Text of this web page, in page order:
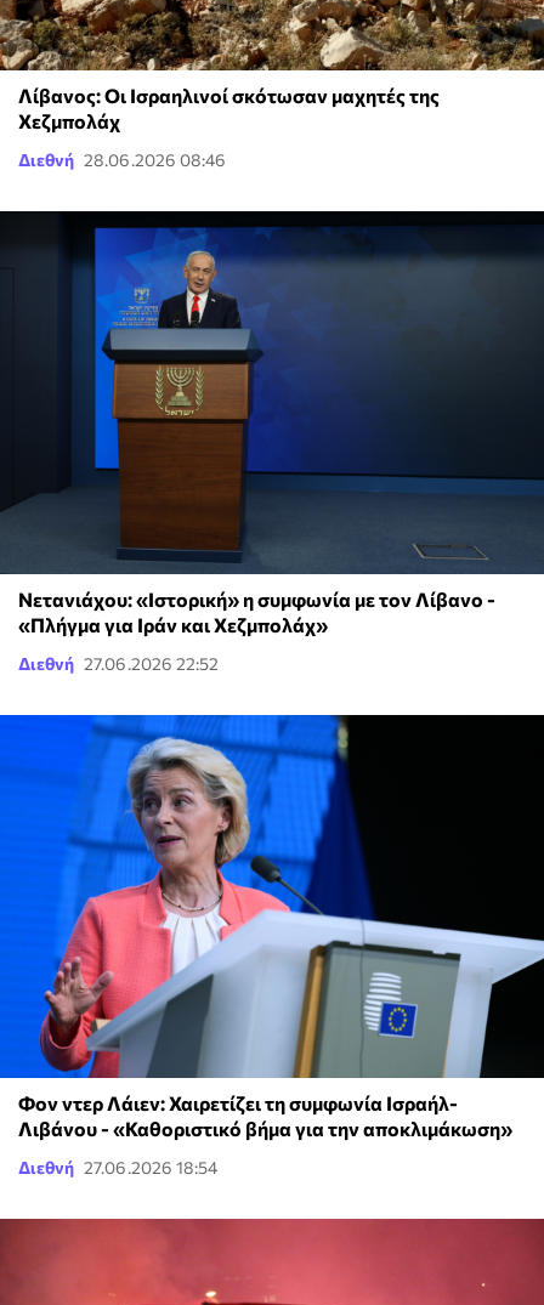
Λίβανος: Οι Ισραηλινοί σκότωσαν μαχητές της
Χεζμπολάχ
Διεθνή 28.06.2026 08:46
Νετανιάχου: «Ιστορική» η συμφωνία με τον Λίβανο -
«Πλήγμα για Ιράν και Χεζμπολάχ»
Διεθνή 27.06.2026 22:52
Φον ντερ Λάιεν: Χαιρετίζει τη συμφωνία Ισραήλ-
Λιβάνου - «Καθοριστικό βήμα για την αποκλιμάκωση»
Διεθνή 27.06.2026 18:54